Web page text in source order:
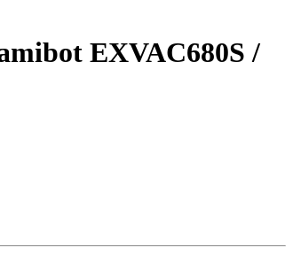
EXVAC680S /